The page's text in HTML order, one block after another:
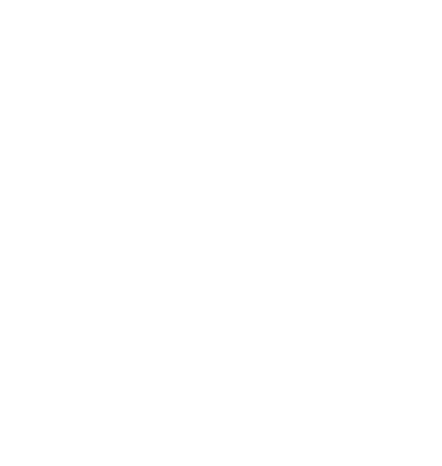
der kleinen und auch großen Schätze, die unser
auf unseren mehrtägigen Minisafaris halten
Abu Nuhas oder an der Thistlegorm stehen auf dem
erscheinen täglich! 365 Tage im Jahr könnt ihr mit uns
täglichen Tauchausfahrten!